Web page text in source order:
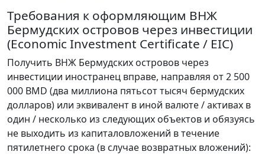
Требования к оформляющим ВНЖ
Бермудских островов через инвестиции
(Economic Investment Certificate / EIC)
Получить ВНЖ Бермудских островов через
инвестиции иностранец вправе, направляя от 2 500
000 BMD (два миллиона пятьсот тысяч бермудских
долларов) или эквивалент в иной валюте / активах в
один / несколько из следующих объектов и обязуясь
не выходить из капиталовложений в течение
пятилетнего срока (в случае возвратных вложений):